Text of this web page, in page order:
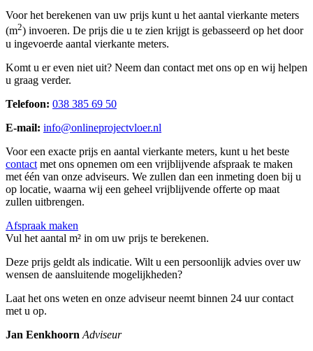
Voor het berekenen van uw prijs kunt u het aantal vierkante meters
(m2) invoeren. De prijs die u te zien krijgt is gebasseerd op het door
u ingevoerde aantal vierkante meters.
Komt u er even niet uit? Neem dan contact met ons op en wij helpen
u graag verder.
Telefoon: 038 385 69 50
E-mail: info@onlineprojectvloer.nl
Voor een exacte prijs en aantal vierkante meters, kunt u het beste
contact met ons opnemen om een vrijblijvende afspraak te maken
met één van onze adviseurs. We zullen dan een inmeting doen bij u
op locatie, waarna wij een geheel vrijblijvende offerte op maat
zullen uitbrengen.
Afspraak maken
Vul het aantal m² in om uw prijs te berekenen.
Deze prijs geldt als indicatie. Wilt u een persoonlijk advies over uw
wensen de aansluitende mogelijkheden?
Laat het ons weten en onze adviseur neemt binnen 24 uur contact
met u op.
Jan Eenkhoorn Adviseur